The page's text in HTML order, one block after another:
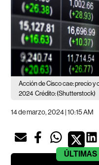
Acción de Cisco cae: precio y
2024 Crédito: (Shutterstock)
14 de marzo, 2024 | 10:15 AM
ÚLTIMAS